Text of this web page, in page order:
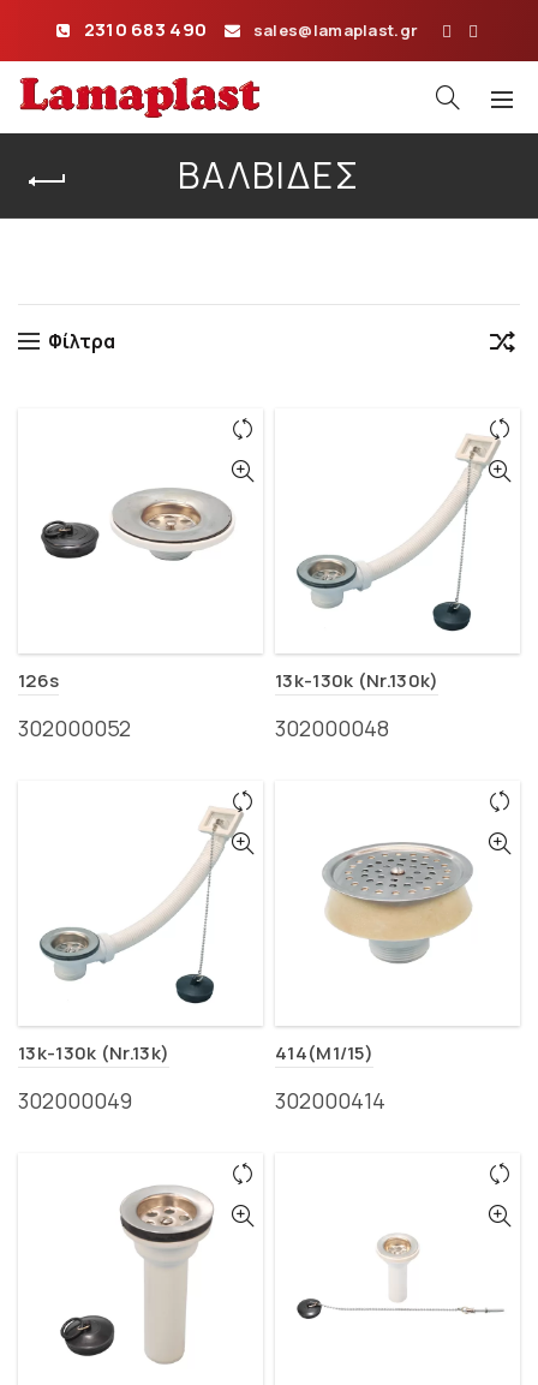
2310 683 490 sales@lamaplast.gr
ΒΑΛΒΊΔΕΣ
Φίλτρα
126s
302000052
13k-130k (Nr.130k)
302000048
13k-130k (Nr.13k)
302000049
414(M1/15)
302000414